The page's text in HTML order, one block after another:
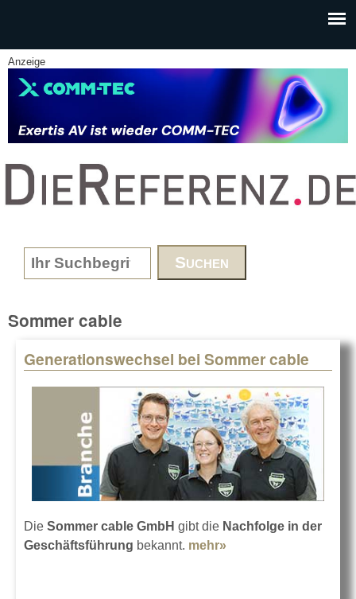
Anzeige
www.DieReferenz.de
Search form
Sommer cable
Generationswechsel bei Sommer cable
Die Sommer cable GmbH gibt die Nachfolge in der
Geschäftsführung bekannt. mehr»
Pages